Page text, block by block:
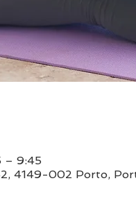
– 9:45
4149-002 Porto,